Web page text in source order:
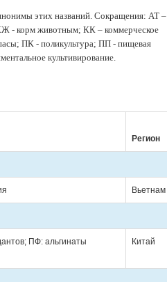
этих названий. Сокращения: АТ –
- корм животным; КК – коммерческое
ПК - поликультура; ПП - пищевая
культивирование.
Регион
Вьетнам
ПФ: альгинаты Китай